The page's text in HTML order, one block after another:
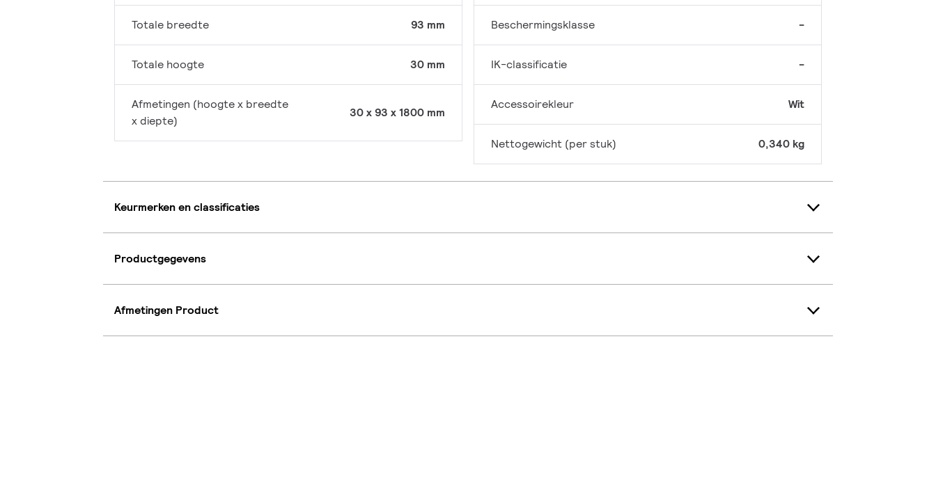
Totale breedte 93 mm
Totale hoogte 30 mm
Afmetingen (hoogte x breedte
x diepte)
30 x 93 x 1800 mm
Beschermingsklasse -
IK-classificatie -
Accessoirekleur Wit
Nettogewicht (per stuk) 0,340 kg
Keurmerken en classificaties
Productgegevens
Afmetingen Product